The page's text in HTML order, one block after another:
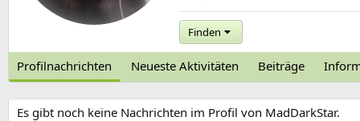
Finden
Profilnachrichten Neueste Aktivitäten Beiträge
Es gibt noch keine Nachrichten im Profil von MadDarkStar.